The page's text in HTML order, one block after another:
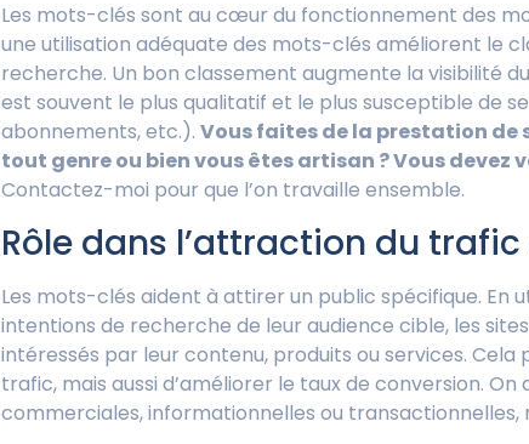
Les mots-clés sont au cœur du fonctionnement des
une utilisation adéquate des mots-clés améliorent le
recherche. Un bon classement augmente la visibilité
est souvent le plus qualitatif et le plus susceptible de
abonnements, etc.). Vous faites de la prestation de
tout genre ou bien vous êtes artisan ? Vous devez
Contactez-moi pour que l’on travaille ensemble.
Rôle dans l’attraction du
Les mots-clés aident à attirer un public spécifique. En
intentions de recherche de leur audience cible, les
intéressés par leur contenu, produits ou services.
trafic, mais aussi d’améliorer le taux de conversion.
commerciales, informationnelles ou transactionnelles,